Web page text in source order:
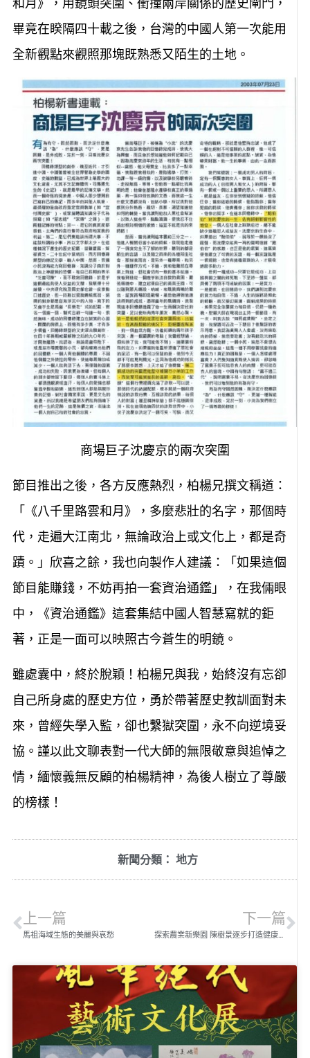
和月》，用鏡頭突圍、衝撞兩岸關係的歷史閘門，
畢竟在睽隔四十載之後，台灣的中國人第一次能用
全新觀點來觀照那塊既熟悉又陌生的土地。
商場巨子沈慶京的兩次突圍
節目推出之後，各方反應熱烈，柏楊兄撰文稱道：
「《八千里路雲和月》，多麼悲壯的名字，那個時
代，走遍大江南北，無論政治上或文化上，都是奇
蹟。」欣喜之餘，我也向製作人建議：「如果這個
節目能賺錢，不妨再拍一套資治通鑑」，在我倆眼
中，《資治通鑑》這套集結中國人智慧寫就的鉅
著，正是一面可以映照古今蒼生的明鏡。
雖處囊中，終於脫穎！柏楊兄與我，始終沒有忘卻
自己所身處的歷史方位，勇於帶著歷史教訓面對未
來，曾經失學入監，卻也繫獄突圍，永不向逆境妥
協。謹以此文聊表對一代大師的無限敬意與追悼之
情，緬懷義無反顧的柏楊精神，為後人樹立了尊嚴
的榜樣！
新聞分類： 地方
上一篇
馬祖海域生態的美麗與哀愁
下一篇